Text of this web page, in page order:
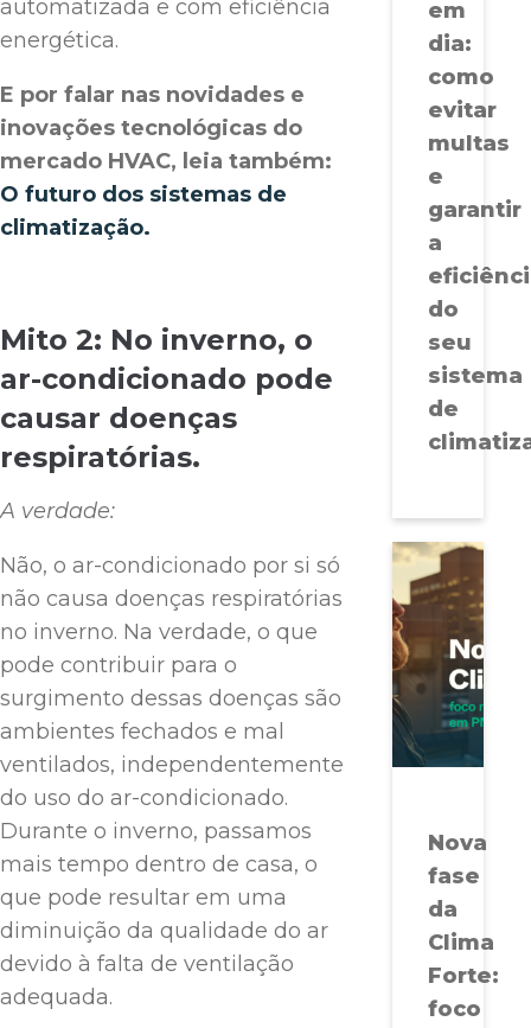
automatizada e com eficiência
energética.
E por falar nas novidades e
inovações tecnológicas do
mercado HVAC, leia também:
O futuro dos sistemas de
climatização.
Mito 2: No inverno, o
ar-condicionado pode
causar doenças
respiratórias.
A verdade:
Não, o ar-condicionado por si só
não causa doenças respiratórias
no inverno. Na verdade, o que
pode contribuir para o
surgimento dessas doenças são
ambientes fechados e mal
ventilados, independentemente
do uso do ar-condicionado.
Durante o inverno, passamos
mais tempo dentro de casa, o
que pode resultar em uma
diminuição da qualidade do ar
devido à falta de ventilação
adequada.
em
dia:
como
evitar
multas
e
garantir
a
do
seu
sistema
de
Nova
fase
da
Clima
Forte:
foco